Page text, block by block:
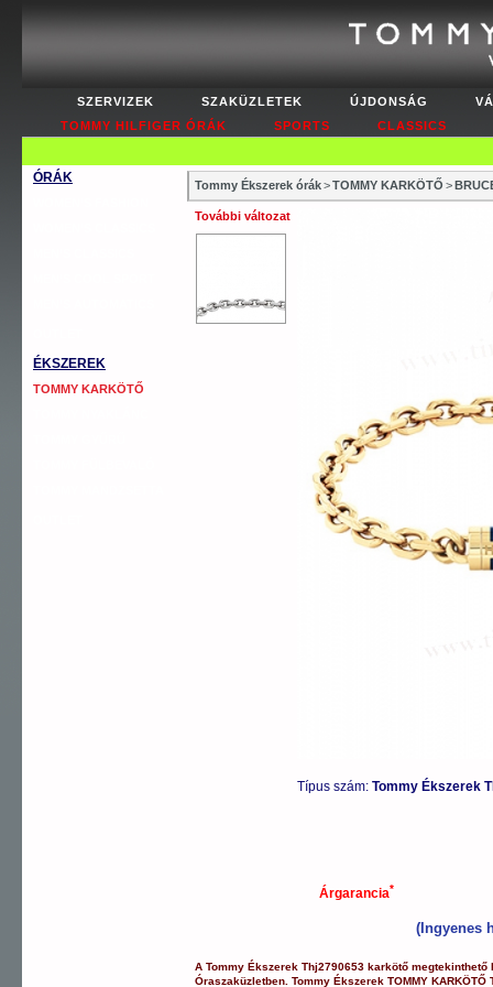
SZERVIZEK SZAKÜZLETEK ÚJDONSÁG
TOMMY HILFIGER ÓRÁK
SPORTS CLASSICS
ÓRÁK
ÉKSZEREK
TOMMY KARKÖTŐ
Tommy Ékszerek órák>TOMMY KARKÖTŐ >
További változat
Típus szám: Tommy Ékszerek
Árgarancia*
(Ingyenes
ATommy Ékszerek Thj2790653 karkötő megtekinthető
Óraszaküzletben.Tommy Ékszerek TOMMY KARKÖTŐ